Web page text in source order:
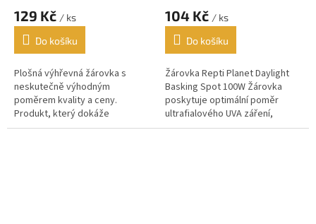
129 Kč / ks
Do košíku
Plošná výhřevná žárovka s
neskutečně výhodným
poměrem kvality a ceny.
Produkt, který dokáže
nabídnout pouze zkušený
104 Kč / ks
Do košíku
Žárovka Repti Planet Daylight
Basking Spot 100W Žárovka
poskytuje optimální poměr
ultrafialového UVA záření,
světelného záření a